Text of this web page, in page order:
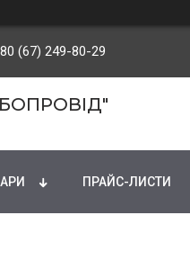
(67) 249-80-29
ПРАЙС-ЛИСТИ